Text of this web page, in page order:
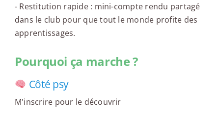
- Restitution rapide : mini-compte rendu partagé
dans le club pour que tout le monde profite des
apprentissages.
Pourquoi ça marche ?
Côté psy
M'inscrire pour le découvrir